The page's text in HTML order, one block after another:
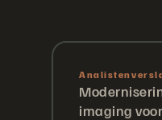
imaging